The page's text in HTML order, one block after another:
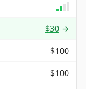
$30 →
$100
$100